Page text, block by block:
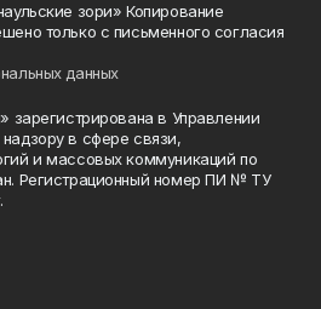
зори» Копирование
только с письменного согласия
данных
зарегистрирована в Управлении
в сфере связи,
и массовых коммуникаций по
Регистрационный номер ПИ № ТУ